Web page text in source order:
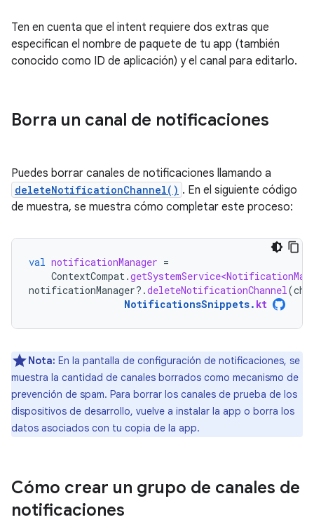
Ten en cuenta que el intent requiere dos extras que
especifican el nombre de paquete de tu app (también
conocido como ID de aplicación) y el canal para editarlo.
Borra un canal de notificaciones
Puedes borrar canales de notificaciones llamando a
deleteNotificationChannel() . En el siguiente código
de muestra, se muestra cómo completar este proceso:
val notificationManager =
ContextCompat.
notificationManager?.deleteNotificationChannel(
NotificationsSnippets. kt
Nota: En la pantalla de configuración de notificaciones, se
muestra la cantidad de canales borrados como mecanismo de
prevención de spam. Para borrar los canales de prueba de los
dispositivos de desarrollo, vuelve a instalar la app o borra los
datos asociados con tu copia de la app.
Cómo crear un grupo de canales de
notificaciones